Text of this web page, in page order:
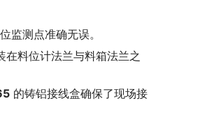
监测点准确无误。
在料位计法兰与料箱法兰之
的铸铝接线盒确保了现场接